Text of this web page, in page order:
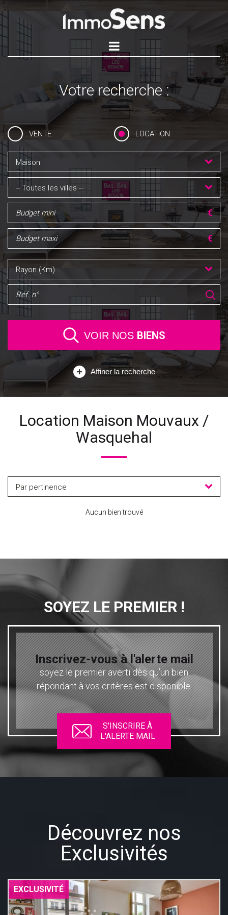
Votre recherche :
VENTE LOCATION
Maison
-- Toutes les villes --
Rayon (Km)
Affiner la recherche
VOIR NOS BIENS
Location Maison Mouvaux /
Wasquehal
Par pertinence
Aucun bien trouvé
SOYEZ LE PREMIER !
Inscrivez-vous à l'alerte mail
soyez le premier averti dès qu’un bien
répondant à vos critères est disponible.
S'INSCRIRE À
L'ALERTE MAIL
Découvrez nos
Exclusivités
EXCLUSIVITÉ